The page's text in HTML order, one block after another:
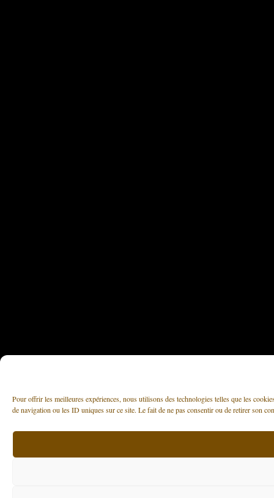
Pour offrir les meilleures expériences, nous utilisons des technologies telles que les
de navigation ou les ID uniques sur ce site. Le fait de ne pas consentir ou de retirer son